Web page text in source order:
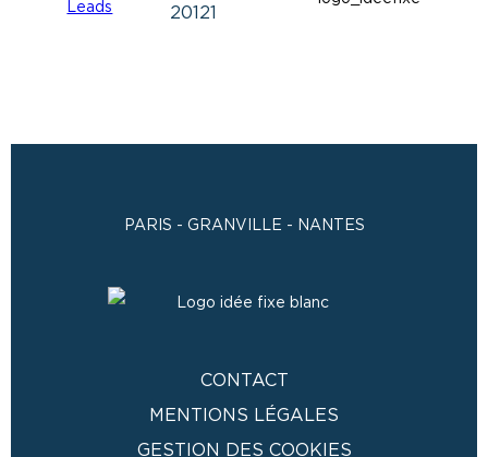
20121
PARIS - GRANVILLE - NANTES
CONTACT
MENTIONS LÉGALES
GESTION DES COOKIES